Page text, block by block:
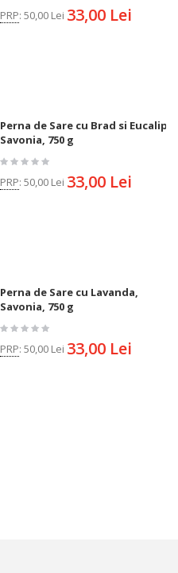
PRP: 50,00 Lei 33,00 Lei
Perna de Sare cu Brad si Eucalipt,
Savonia, 750 g
PRP: 50,00 Lei 33,00 Lei
Perna de Sare cu Lavanda,
Savonia, 750 g
PRP: 50,00 Lei 33,00 Lei